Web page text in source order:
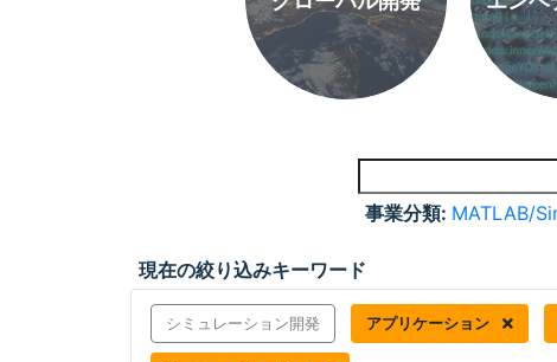
事業分類: MATLAB/
現在の絞り込みキーワード
シミュレーション開発 アプリケーション